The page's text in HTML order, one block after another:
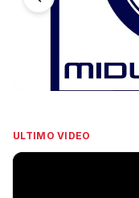
ULTIMO VIDEO